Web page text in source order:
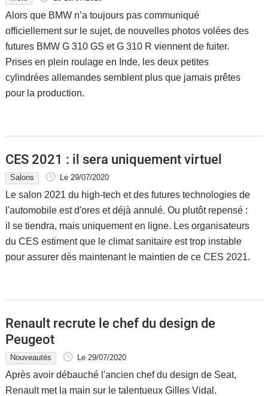
Alors que BMW n’a toujours pas communiqué
officiellement sur le sujet, de nouvelles photos volées des
futures BMW G 310 GS et G 310 R viennent de fuiter.
Prises en plein roulage en Inde, les deux petites
cylindrées allemandes semblent plus que jamais prêtes
pour la production.
CES 2021 : il sera uniquement virtuel
Salons Le 29/07/2020
Le salon 2021 du high-tech et des futures technologies de
l'automobile est d'ores et déjà annulé. Ou plutôt repensé :
il se tiendra, mais uniquement en ligne. Les organisateurs
du CES estiment que le climat sanitaire est trop instable
pour assurer dès maintenant le maintien de ce CES 2021.
Renault recrute le chef du design de
Peugeot
Nouveautés Le 29/07/2020
Après avoir débauché l'ancien chef du design de Seat,
Renault met la main sur le talentueux Gilles Vidal.